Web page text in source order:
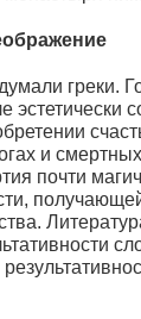
греки.
эстетически
и
почти